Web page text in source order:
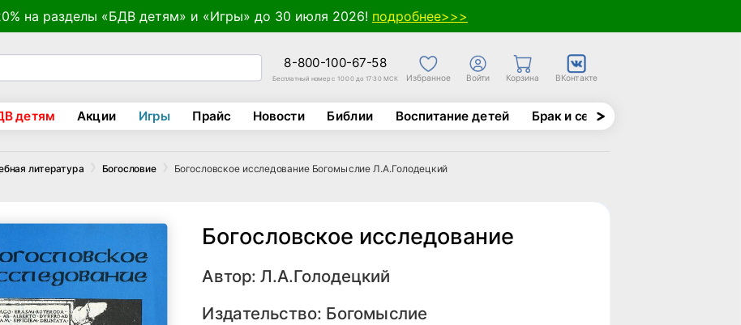
на разделы «БДВ детям» и «Игры» до 30 июля 2026! подробнее>>>
8-800-100-67-58
Бесплатный номер с 10:00 до 17:30 МСК Избранное Войти Корзина ВКонтакте
детям Акции Игры Прайс Новости Библии Воспитание детей Брак и семья
литература Богословие Богословское исследование Богомыслие Л.А.Голодецкий
Богословское исследование
Автор:Л.А.Голодецкий
Издательство: Богомыслие